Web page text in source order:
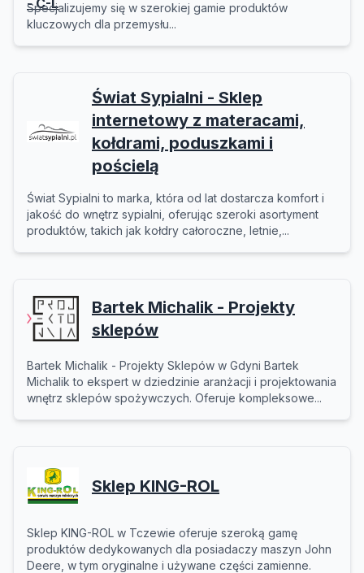
Specjalizujemy się w szerokiej gamie produktów
kluczowych dla przemysłu...
Świat Sypialni - Sklep
internetowy z materacami,
kołdrami, poduszkami i
pościelą
Świat Sypialni to marka, która od lat dostarcza komfort i
jakość do wnętrz sypialni, oferując szeroki asortyment
produktów, takich jak kołdry całoroczne, letnie,...
Bartek Michalik - Projekty
sklepów
Bartek Michalik - Projekty Sklepów w Gdyni Bartek
Michalik to ekspert w dziedzinie aranżacji i projektowania
wnętrz sklepów spożywczych. Oferuje kompleksowe...
Sklep KING-ROL
Sklep KING-ROL w Tczewie oferuje szeroką gamę
produktów dedykowanych dla posiadaczy maszyn John
Deere, w tym oryginalne i używane części zamienne.